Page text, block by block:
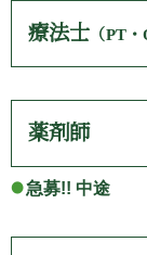
療法士 （PT
薬剤師
急募!! 中途